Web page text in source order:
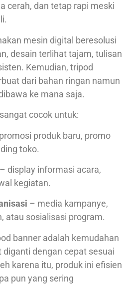
cerah, dan tetap rapi meski
mesin digital beresolusi
desain terlihat tajam, tulisan
Kemudian, tripod
dari bahan ringan namun
ke mana saja.
cocok untuk:
produk baru, promo
toko.
– display informasi acara,
kegiatan.
– media kampanye,
atau sosialisasi program.
banner adalah kemudahan
dengan cepat sesuai
karena itu, produk ini efisien
pun yang sering